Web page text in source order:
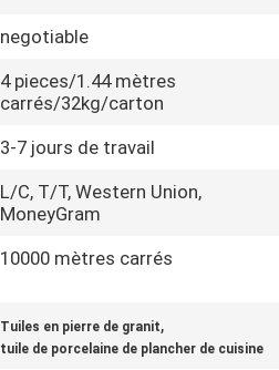
negotiable
4 pieces/1.44 mètres
carrés/32kg/carton
3-7 jours de travail
L/C, T/T, Western Union,
MoneyGram
10000 mètres carrés
Tuiles en pierre de granit,
tuile de porcelaine de plancher de cuisine